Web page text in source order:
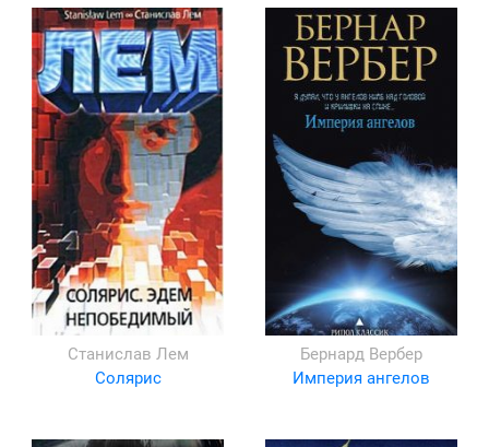
Станислав Лем
Солярис
Бернард Вербер
Империя ангелов